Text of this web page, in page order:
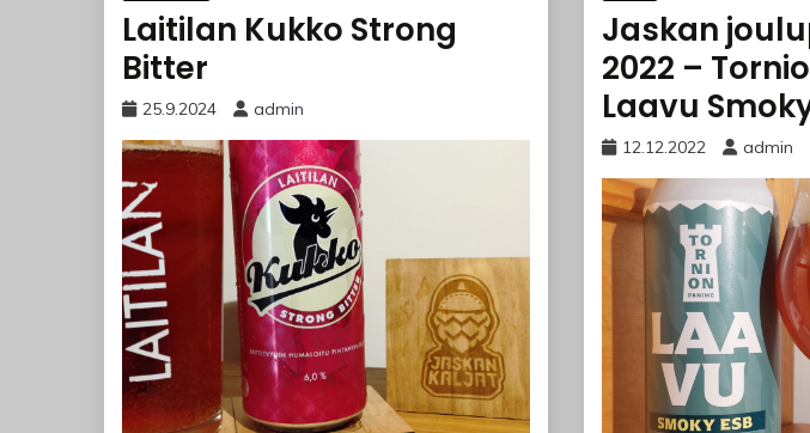
Laitilan Kukko Strong
Bitter
25.9.2024 admin
Jaskan
2022 –
Laavu
12.12.2022 admin